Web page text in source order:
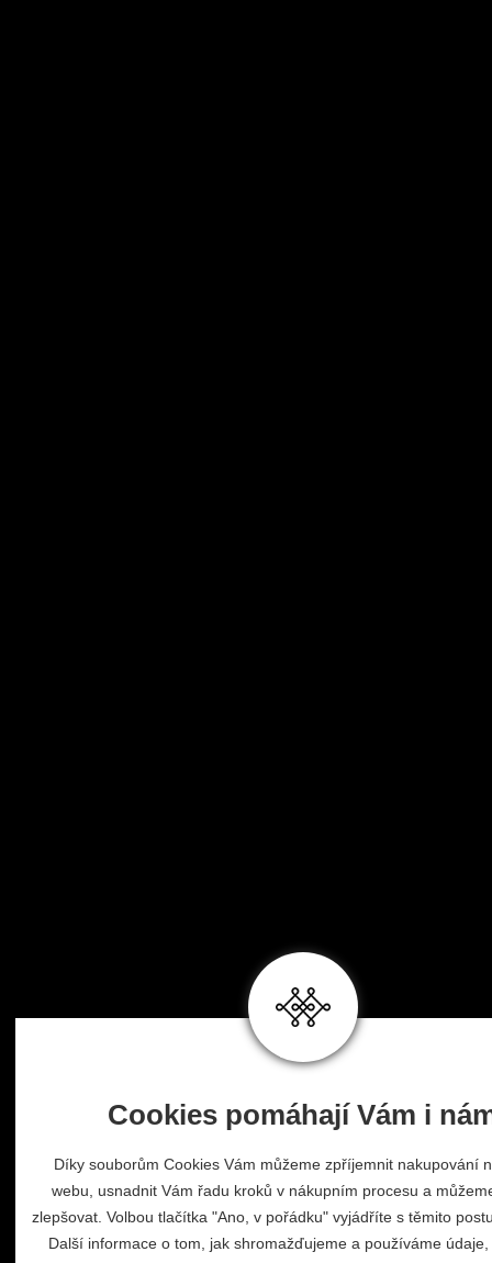
Cookies pomáhají Vám i
Díky souborům Cookies Vám můžeme zpříjemnit nakupování
webu, usnadnit Vám řadu kroků v nákupním procesu a
zlepšovat. Volbou tlačítka "Ano, v pořádku" vyjádříte s těmito
Další informace o tom, jak shromažďujeme a používáme